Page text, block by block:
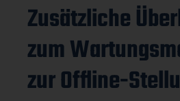
Zusätzliche
zum
zur Offline-